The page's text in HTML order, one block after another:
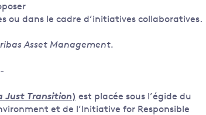
ou dans le cadre d’initiatives collaboratives.
Asset Management.
Just Transition) est placée sous l’égide du
et de l’Initiative for Responsible